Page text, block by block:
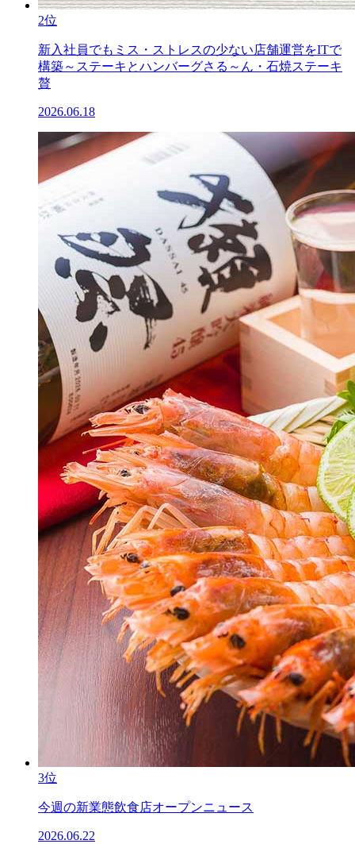
2位
新入社員でもミス・ストレスの少ない店舗運営をITで
構築～ステーキとハンバーグさる～ん・石焼ステーキ
贅
2026.06.18
3位
今週の新業態飲食店オープンニュース
2026.06.22